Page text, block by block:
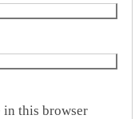
in this browser